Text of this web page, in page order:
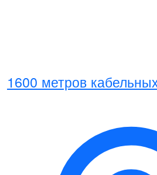
1600 метров